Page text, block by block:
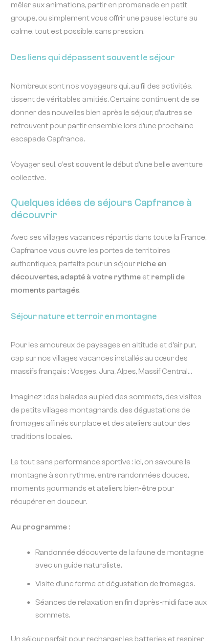
mêler aux animations, partir en promenade en petit
groupe, ou simplement vous offrir une pause lecture au
calme, tout est possible, sans pression.
Des liens qui dépassent souvent le séjour
Nombreux sont nos voyageurs qui, au fil des activités,
tissent de véritables amitiés. Certains continuent de se
donner des nouvelles bien après le séjour, d’autres se
retrouvent pour partir ensemble lors d’une prochaine
escapade Capfrance.
Voyager seul, c’est souvent le début d’une belle aventure
collective.
Quelques idées de séjours Capfrance à
découvrir
Avec ses villages vacances répartis dans toute la France,
Capfrance vous ouvre les portes de territoires
authentiques, parfaits pour un séjour riche en
découvertes, adapté à votre rythme et rempli de
moments partagés.
Séjour nature et terroir en montagne
Pour les amoureux de paysages en altitude et d’air pur,
cap sur nos villages vacances installés au cœur des
massifs français : Vosges, Jura, Alpes, Massif Central…
Imaginez : des balades au pied des sommets, des visites
de petits villages montagnards, des dégustations de
fromages affinés sur place et des ateliers autour des
traditions locales.
Le tout sans performance sportive : ici, on savoure la
montagne à son rythme, entre randonnées douces,
moments gourmands et ateliers bien-être pour
récupérer en douceur.
Au programme :
Randonnée découverte de la faune de montagne
avec un guide naturaliste.
Visite d’une ferme et dégustation de fromages.
Séances de relaxation en fin d’après-midi face aux
sommets.
Un séjour parfait pour recharger les batteries et respirer